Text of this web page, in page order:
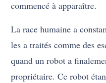
commencé à apparaître.
La race humaine a
les a traités comme des
quand un robot a
propriétaire. Ce robot